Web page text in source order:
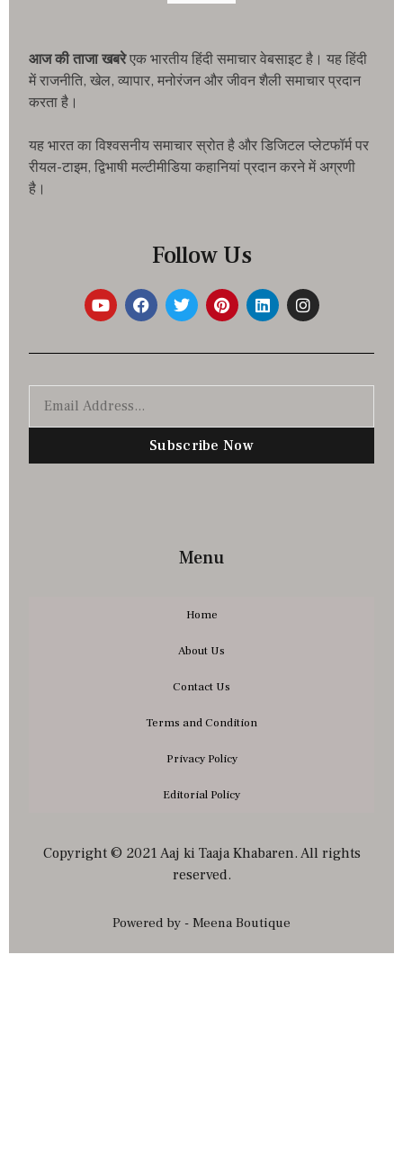
आज की ताजा खबरेएक भारतीय हिंदी समाचार वेबसाइट है। यह हिंदी
में राजनीति, खेल, व्यापार, मनोरंजन और जीवन शैली समाचार प्रदान
करता है।
यह भारत का विश्वसनीय समाचार स्रोत है और डिजिटल प्लेटफॉर्म पर
रीयल-टाइम, द्विभाषी मल्टीमीडिया कहानियां प्रदान करने में अग्रणी
है।
Follow Us
Subscribe Now
Menu
Home
About Us
Contact Us
Terms and Condition
Privacy Policy
Editorial Policy
Copyright © 2021 Aaj ki Taaja Khabaren. All rights
reserved.
Powered by - Meena Boutique